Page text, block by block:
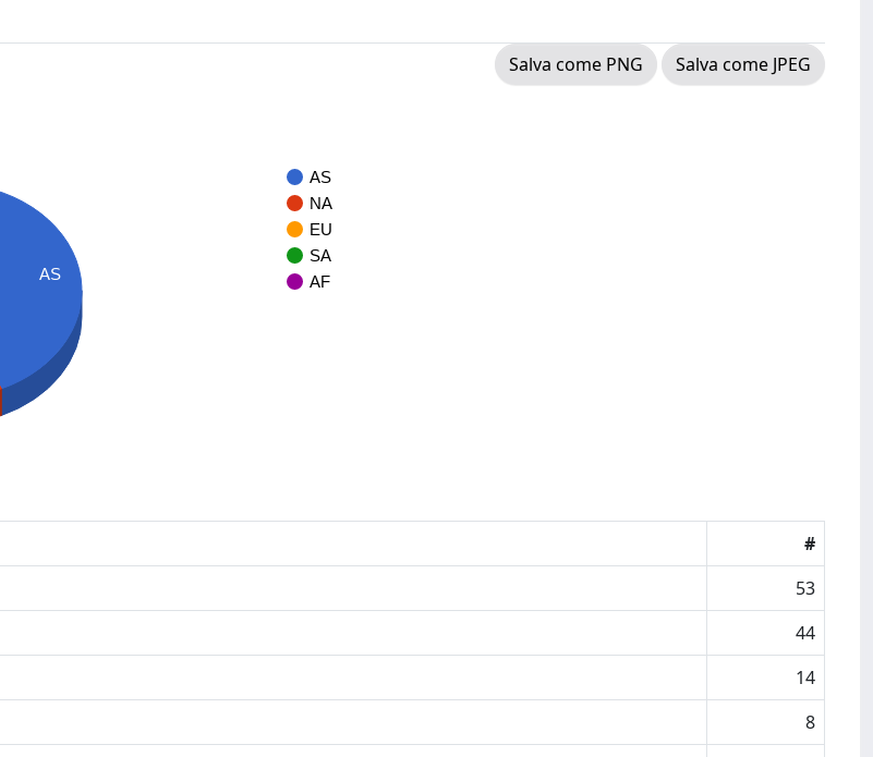
Salva come PNG
Salva come JPEG
AS
NA
EU
SA
AF
AS
#
53
44
14
8